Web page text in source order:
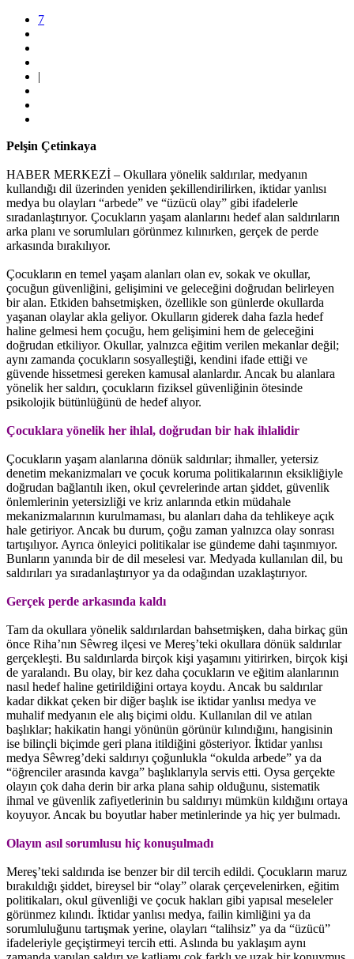
7
|
Pelşin Çetinkaya
HABER MERKEZİ – Okullara yönelik saldırılar, medyanın
kullandığı dil üzerinden yeniden şekillendirilirken, iktidar yanlısı
medya bu olayları “arbede” ve “üzücü olay” gibi ifadelerle
sıradanlaştırıyor. Çocukların yaşam alanlarını hedef alan saldırıların
arka planı ve sorumluları görünmez kılınırken, gerçek de perde
arkasında bırakılıyor.
Çocukların en temel yaşam alanları olan ev, sokak ve okullar,
çocuğun güvenliğini, gelişimini ve geleceğini doğrudan belirleyen
bir alan. Etkiden bahsetmişken, özellikle son günlerde okullarda
yaşanan olaylar akla geliyor. Okulların giderek daha fazla hedef
haline gelmesi hem çocuğu, hem gelişimini hem de geleceğini
doğrudan etkiliyor. Okullar, yalnızca eğitim verilen mekanlar değil;
aynı zamanda çocukların sosyalleştiği, kendini ifade ettiği ve
güvende hissetmesi gereken kamusal alanlardır. Ancak bu alanlara
yönelik her saldırı, çocukların fiziksel güvenliğinin ötesinde
psikolojik bütünlüğünü de hedef alıyor.
Çocuklara yönelik her ihlal, doğrudan bir hak ihlalidir
Çocukların yaşam alanlarına dönük saldırılar; ihmaller, yetersiz
denetim mekanizmaları ve çocuk koruma politikalarının eksikliğiyle
doğrudan bağlantılı iken, okul çevrelerinde artan şiddet, güvenlik
önlemlerinin yetersizliği ve kriz anlarında etkin müdahale
mekanizmalarının kurulmaması, bu alanları daha da tehlikeye açık
hale getiriyor. Ancak bu durum, çoğu zaman yalnızca olay sonrası
tartışılıyor. Ayrıca önleyici politikalar ise gündeme dahi taşınmıyor.
Bunların yanında bir de dil meselesi var. Medyada kullanılan dil, bu
saldırıları ya sıradanlaştırıyor ya da odağından uzaklaştırıyor.
Gerçek perde arkasında kaldı
Tam da okullara yönelik saldırılardan bahsetmişken, daha birkaç gün
önce Riha’nın Sêwreg ilçesi ve Mereş’teki okullara dönük saldırılar
gerçekleşti. Bu saldırılarda birçok kişi yaşamını yitirirken, birçok kişi
de yaralandı. Bu olay, bir kez daha çocukların ve eğitim alanlarının
nasıl hedef haline getirildiğini ortaya koydu. Ancak bu saldırılar
kadar dikkat çeken bir diğer başlık ise iktidar yanlısı medya ve
muhalif medyanın ele alış biçimi oldu. Kullanılan dil ve atılan
başlıklar; hakikatin hangi yönünün görünür kılındığını, hangisinin
ise bilinçli biçimde geri plana itildiğini gösteriyor. İktidar yanlısı
medya Sêwreg’deki saldırıyı çoğunlukla “okulda arbede” ya da
“öğrenciler arasında kavga” başlıklarıyla servis etti. Oysa gerçekte
olayın çok daha derin bir arka plana sahip olduğunu, sistematik
ihmal ve güvenlik zafiyetlerinin bu saldırıyı mümkün kıldığını ortaya
koyuyor. Ancak bu boyutlar haber metinlerinde ya hiç yer bulmadı.
Olayın asıl sorumlusu hiç konuşulmadı
Mereş’teki saldırıda ise benzer bir dil tercih edildi. Çocukların maruz
bırakıldığı şiddet, bireysel bir “olay” olarak çerçevelenirken, eğitim
politikaları, okul güvenliği ve çocuk hakları gibi yapısal meseleler
görünmez kılındı. İktidar yanlısı medya, failin kimliğini ya da
sorumluluğunu tartışmak yerine, olayları “talihsiz” ya da “üzücü”
ifadeleriyle geçiştirmeyi tercih etti. Aslında bu yaklaşım aynı